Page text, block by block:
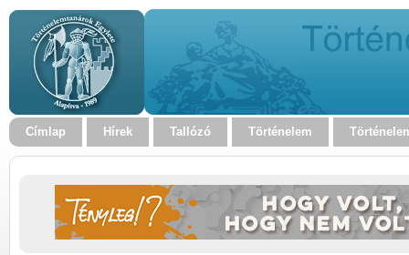
Címlap Hírek Tallózó Történelem